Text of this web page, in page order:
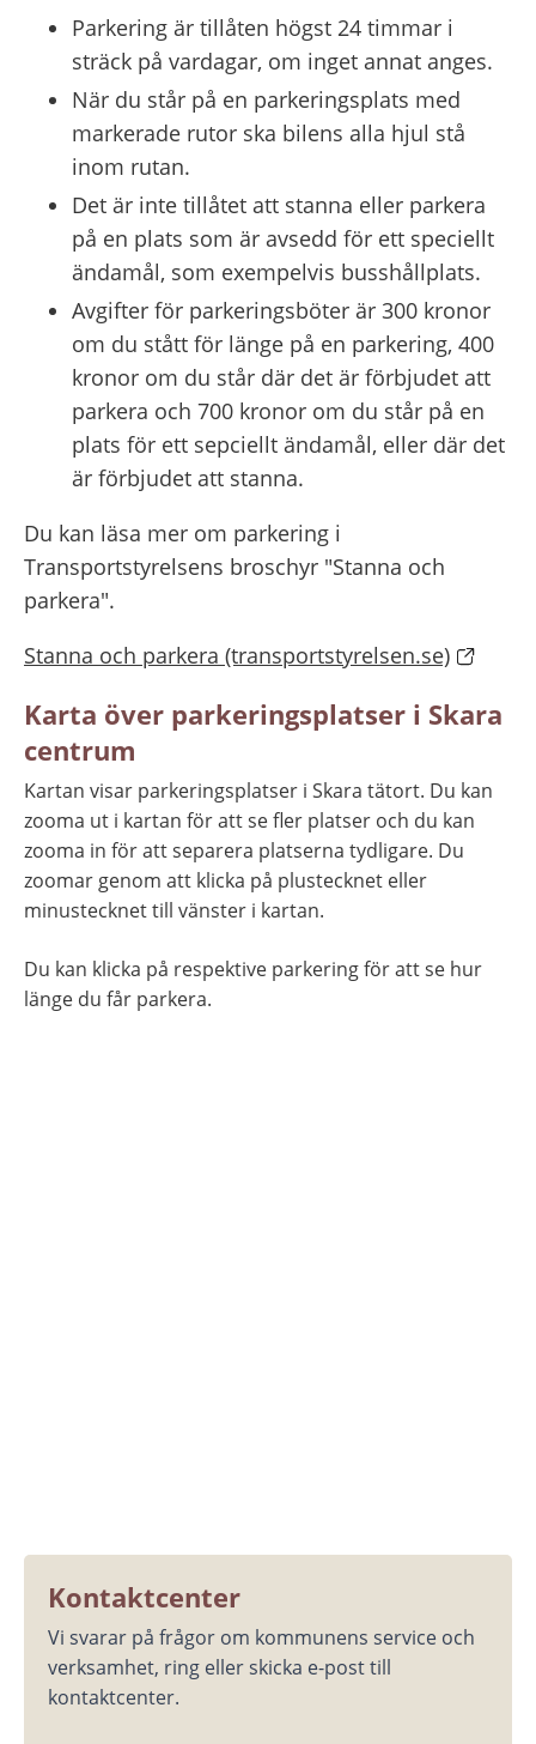
Parkering är tillåten högst 24 timmar i
sträck på vardagar, om inget annat anges.
När du står på en parkeringsplats med
markerade rutor ska bilens alla hjul stå
inom rutan.
Det är inte tillåtet att stanna eller parkera
på en plats som är avsedd för ett speciellt
ändamål, som exempelvis busshållplats.
Avgifter för parkeringsböter är 300 kronor
om du stått för länge på en parkering, 400
kronor om du står där det är förbjudet att
parkera och 700 kronor om du står på en
plats för ett sepciellt ändamål, eller där det
är förbjudet att stanna.
Du kan läsa mer om parkering i
Transportstyrelsens broschyr "Stanna och
parkera".
Stanna och parkera (transportstyrelsen.se)
Karta över parkeringsplatser i Skara
centrum
Kartan visar parkeringsplatser i Skara tätort. Du kan
zooma ut i kartan för att se fler platser och du kan
zooma in för att separera platserna tydligare. Du
zoomar genom att klicka på plustecknet eller
minustecknet till vänster i kartan.
Du kan klicka på respektive parkering för att se hur
länge du får parkera.
Kontaktcenter
Vi svarar på frågor om kommunens service och
verksamhet, ring eller skicka e-post till
kontaktcenter.